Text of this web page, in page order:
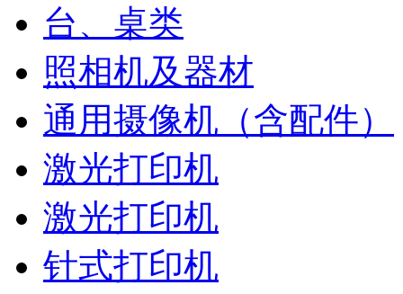
台、桌类
照相机及器材
通用摄像机（含配件）
激光打印机
激光打印机
针式打印机